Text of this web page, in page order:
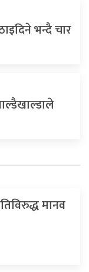
भन्दै चार
मानव